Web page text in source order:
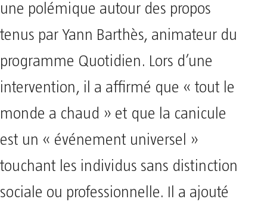
une polémique autour des propos
tenus par Yann Barthès, animateur du
programme Quotidien. Lors d’une
intervention, il a affirmé que « tout le
monde a chaud » et que la canicule
est un « événement universel »
touchant les individus sans distinction
sociale ou professionnelle. Il a ajouté